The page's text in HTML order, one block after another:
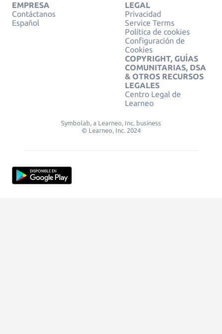
EMPRESA
Contáctanos
Español
LEGAL
Privacidad
Service Terms
Política de cookies
Configuración de
Cookies
COPYRIGHT, GUÍAS
COMUNITARIAS, DSA
& OTROS RECURSOS
LEGALES
Centro Legal de
Learneo
Symbolab, a Learneo, Inc. business
© Learneo, Inc. 2024